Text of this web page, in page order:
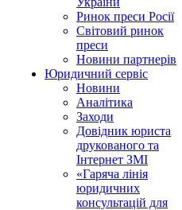
Ринок преси Росії
Світовий ринок
преси
Новини партнерів
Юридичний сервіс
Новини
Аналітика
Заходи
Довідник юриста
друкованого та
Інтернет ЗМІ
«Гаряча лінія
юридичних
консультацій для